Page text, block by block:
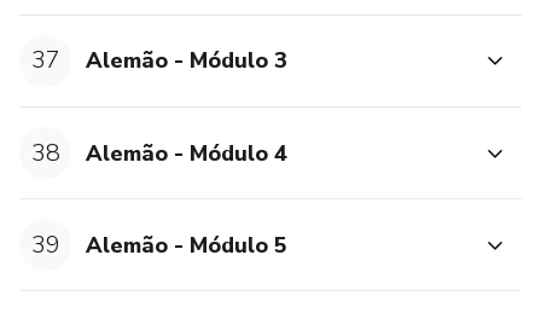
37 Alemão - Módulo 3
38 Alemão - Módulo 4
39 Alemão - Módulo 5